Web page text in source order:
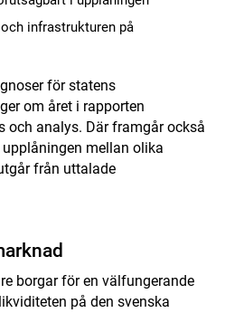
infrastrukturen på
för statens
om året i rapporten
och analys. Där framgår också
mellan olika
från uttalade
borgar för en välfungerande
på den svenska